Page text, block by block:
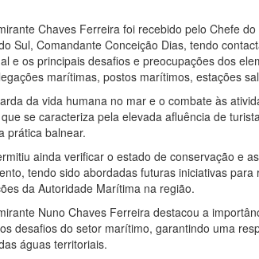
Chaves Ferreira foi recebido pelo Chefe
Sul, Comandante Conceição Dias, tendo
e os principais desafios e preocupações dos
marítimas, postos marítimos, estações
da vida humana no mar e o combate às
se caracteriza pela elevada afluência de
prática balnear.
ainda verificar o estado de conservação e
tendo sido abordadas futuras iniciativas
da Autoridade Marítima na região.
Nuno Chaves Ferreira destacou a
desafios do setor marítimo, garantindo uma
águas territoriais.